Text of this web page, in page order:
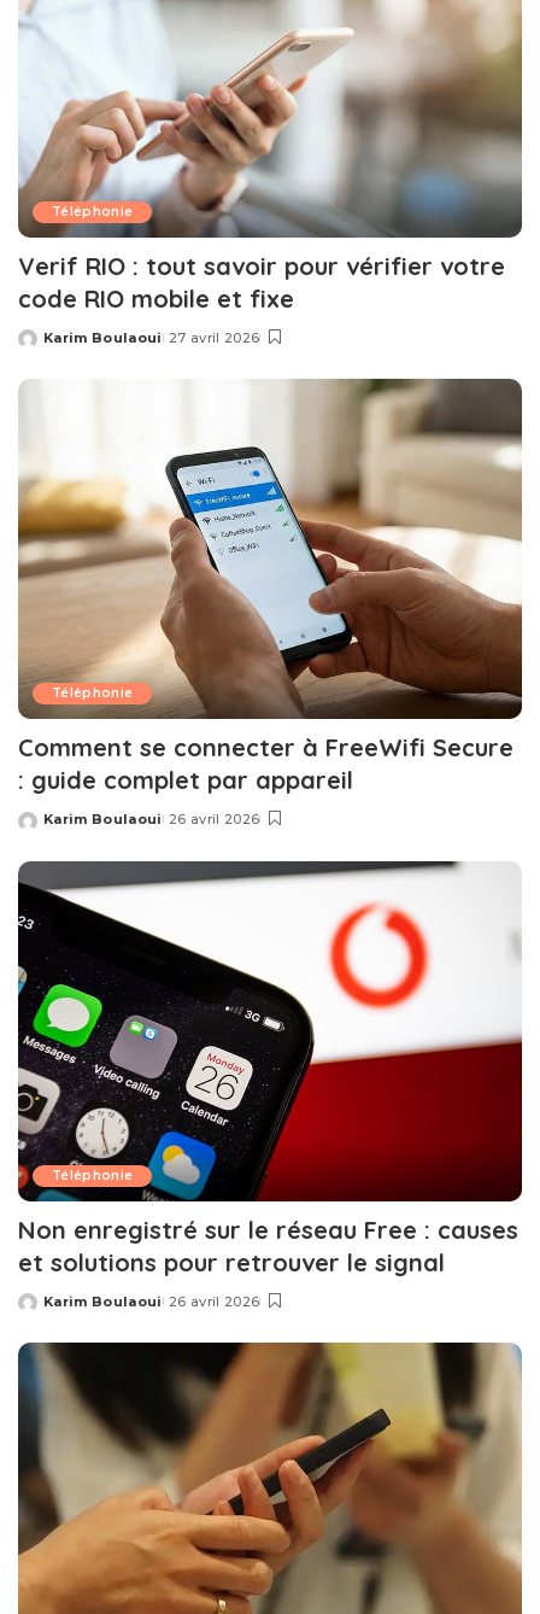
Téléphonie
Verif RIO : tout savoir pour vérifier votre
code RIO mobile et fixe
Posted
Karim Boulaoui 27 avril 2026
Téléphonie
Comment se connecter à FreeWifi Secure
: guide complet par appareil
Posted
Karim Boulaoui 26 avril 2026
Téléphonie
Non enregistré sur le réseau Free : causes
et solutions pour retrouver le signal
Posted
Karim Boulaoui 26 avril 2026